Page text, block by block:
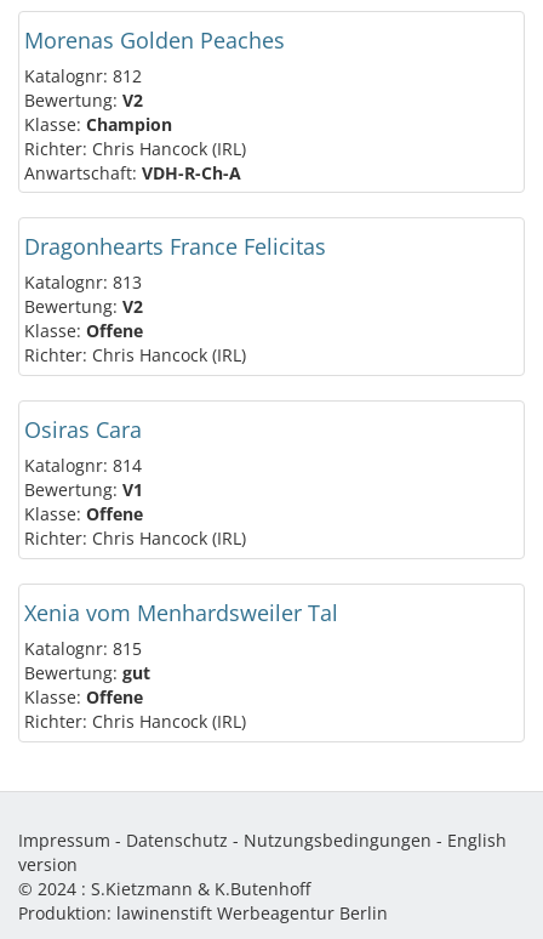
Morenas Golden Peaches
Katalognr: 812
Bewertung: V2
Klasse: Champion
Richter: Chris Hancock (IRL)
Anwartschaft: VDH-R-Ch-A
Dragonhearts France Felicitas
Katalognr: 813
Bewertung: V2
Klasse: Offene
Richter: Chris Hancock (IRL)
Osiras Cara
Katalognr: 814
Bewertung: V1
Klasse: Offene
Richter: Chris Hancock (IRL)
Xenia vom Menhardsweiler Tal
Katalognr: 815
Bewertung: gut
Klasse: Offene
Richter: Chris Hancock (IRL)
Impressum - Datenschutz - Nutzungsbedingungen - English
version
© 2024 : S.Kietzmann & K.Butenhoff
Produktion: lawinenstift Werbeagentur Berlin